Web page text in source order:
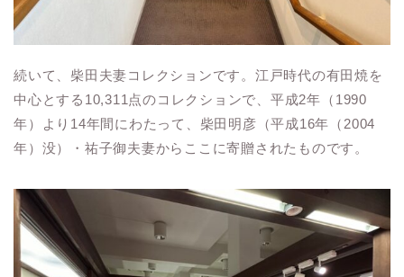
続いて、柴田夫妻コレクションです。江戸時代の有田焼を
中心とする10,311点のコレクションで、平成2年（1990
年）より14年間にわたって、柴田明彦（平成16年（2004
年）没）・祐子御夫妻からここに寄贈されたものです。